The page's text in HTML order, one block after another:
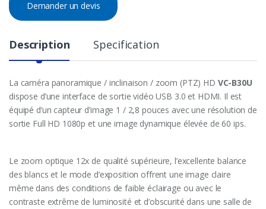
Demander un devis
Description Specification
La caméra panoramique / inclinaison / zoom (PTZ) HD VC-B30U
dispose d’une interface de sortie vidéo USB 3.0 et HDMI. Il est
équipé d’un capteur d’image 1 / 2,8 pouces avec une résolution de
sortie Full HD 1080p et une image dynamique élevée de 60 ips.
Le zoom optique 12x de qualité supérieure, l’excellente balance
des blancs et le mode d’exposition offrent une image claire
même dans des conditions de faible éclairage ou avec le
contraste extrême de luminosité et d’obscurité dans une salle de